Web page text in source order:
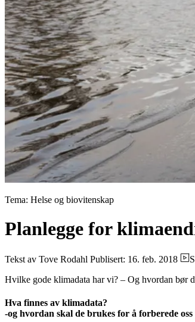
Tema: Helse og biovitenskap
Planlegge for
Tekst av Tove Rodahl Publisert: 16. feb. 2018
Hvilke gode klimadata har vi? – Og hvordan bør
Hva finnes av klimadata?
-og hvordan skal de brukes for å forberede